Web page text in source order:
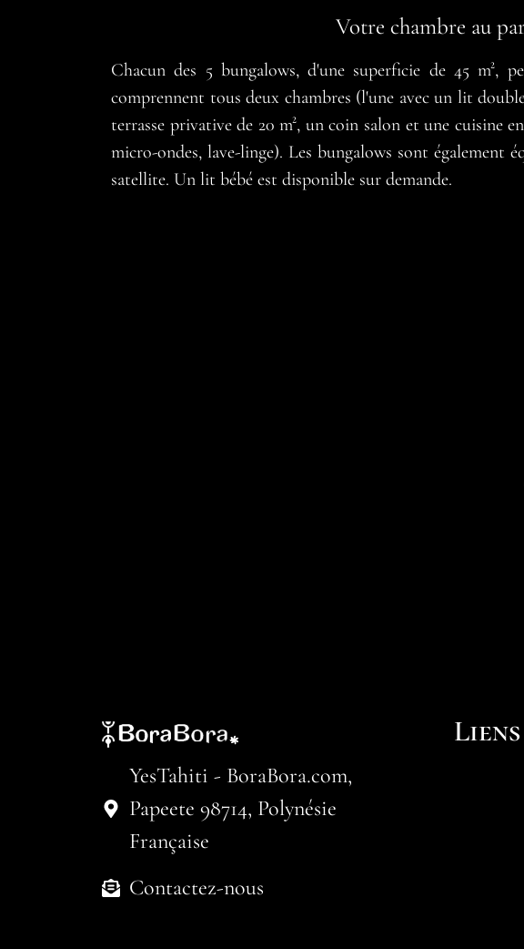
Votre chambre au
Chacun des 5 bungalows, d'une superficie de 45 m²,
comprennent tous deux chambres (l'une avec un lit
terrasse privative de 20 m², un coin salon et une cuisine
micro-ondes, lave-linge). Les bungalows sont également
satellite. Un lit bébé est disponible sur demande.
YesTahiti - BoraBora.com,
Papeete 98714, Polynésie
Française
Contactez-nous